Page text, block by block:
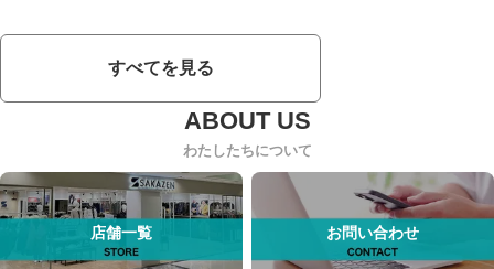
すべてを見る
わたしたちについて
店舗一覧 お問い合わせ